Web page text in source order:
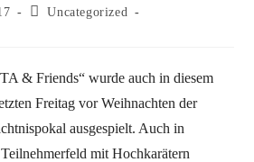
Uncategorized
& Friends“ wurde auch in diesem
Freitag vor Weihnachten der
ausgespielt. Auch in
mit Hochkarätern